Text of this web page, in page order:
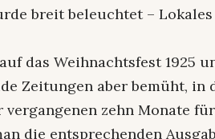
breit beleuchtet –
das Weihnachtsfest 1925
Zeitungen aber bemüht, in
vergangenen zehn Monate
die entsprechenden